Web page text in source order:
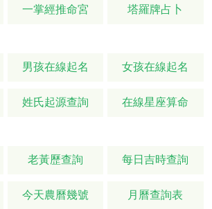
一掌經推命宮 塔羅牌占卜
男孩在線起名 女孩在線起名
姓氏起源查詢 在線星座算命
老黃歷查詢 每日吉時查詢
今天農曆幾號 月曆查詢表